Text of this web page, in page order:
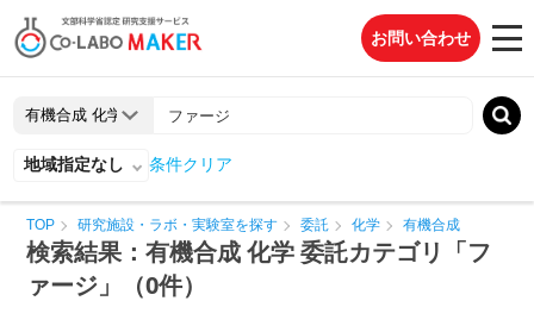
お問い合わせ
地域指定なし 条件クリア
TOP 研究施設・ラボ・実験室を探す 委託 化学 有機合成
検索結果：有機合成 化学 委託カテゴリ「フ
ァージ」（0件）